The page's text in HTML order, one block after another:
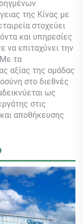
της Κίνας με
στοχεύει
και υπηρεσίες
να επιταχύνει την
Με τα
αξίας της ομάδας
στο διεθνές
ως
στις
αποθήκευσης